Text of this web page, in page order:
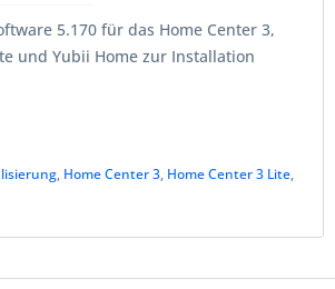
5.170 für das Home Center 3,
und Yubii Home zur Installation
, Home Center 3, Home Center 3 Lite,